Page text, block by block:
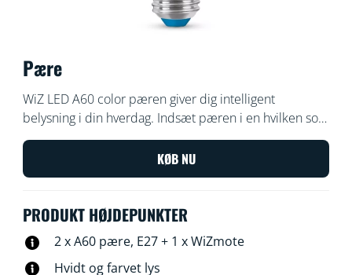
Pære
WiZ LED A60 color pæren giver dig intelligent
belysning i din hverdag. Indsæt pæren i en hvilken som
helst lampe, og skab en personlig atmosfære med 16
millioner farver og varmt til køligt hvidt lys. Du kan også
indstille en belysningsplan, der tænder og slukker, der
fjernstyre lamperne via din smartphone eller med din
opretter forbindelse til din eksisterende Wi-Fi-
forbindelse uden behov for ekstra udstyr.
KØB NU
PRODUKT HØJDEPUNKTER
2 x A60 pære, E27 + 1 x WiZmote
Hvidt og farvet lys